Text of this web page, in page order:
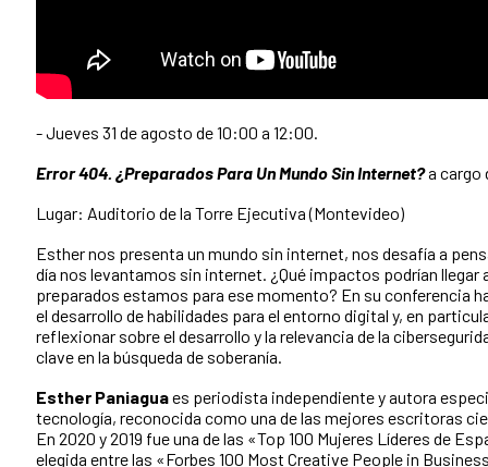
- Jueves 31 de agosto de 10:00 a 12:00.
Error 404. ¿Preparados Para Un Mundo Sin Internet?a cargo
Lugar: Auditorio de la Torre Ejecutiva (Montevideo)
Esther nos presenta un mundo sin internet, nos desafía a
día nos levantamos sin internet. ¿Qué impactos podrían llegar
preparados estamos para ese momento? En su conferencia
el desarrollo de habilidades para el entorno digital y, en
reflexionar sobre el desarrollo y la relevancia de la
clave en la búsqueda de soberanía.
Esther Paniaguaes periodista independiente y autora
tecnología, reconocida como una de las mejores escritoras
En 2020 y 2019 fue una de las «Top 100 Mujeres Líderes de
elegida entre las «Forbes 100 Most Creative People in